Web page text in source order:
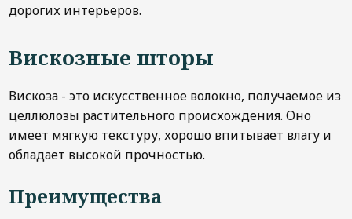
дорогих интерьеров.
Вискозные шторы
Вискоза - это искусственное волокно, получаемое из
целлюлозы растительного происхождения. Оно
имеет мягкую текстуру, хорошо впитывает влагу и
обладает высокой прочностью.
Преимущества